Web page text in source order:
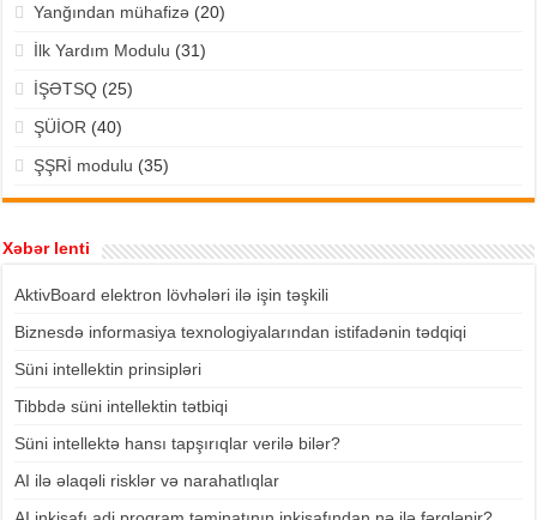
Yanğından mühafizə(20)
İlk Yardım Modulu (31)
İŞƏTSQ(25)
ŞÜİOR (40)
ŞŞRİ modulu (35)
Xəbər lenti
AktivBoard elektron lövhələri ilə işin təşkili
Biznesdə informasiya texnologiyalarından istifadənin tədqiqi
Süni intellektin prinsipləri
Tibbdə süni intellektin tətbiqi
Süni intellektə hansı tapşırıqlar verilə bilər?
AI ilə əlaqəli risklər və narahatlıqlar